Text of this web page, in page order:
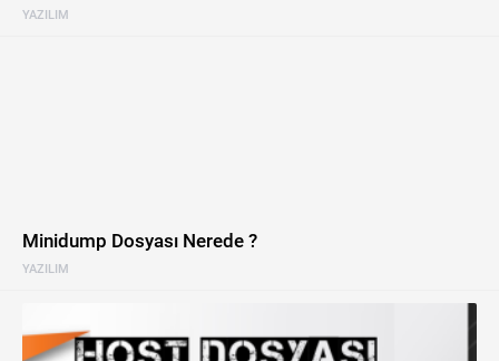
YAZILIM
YAZILIM
Minidump Dosyası Nerede ?